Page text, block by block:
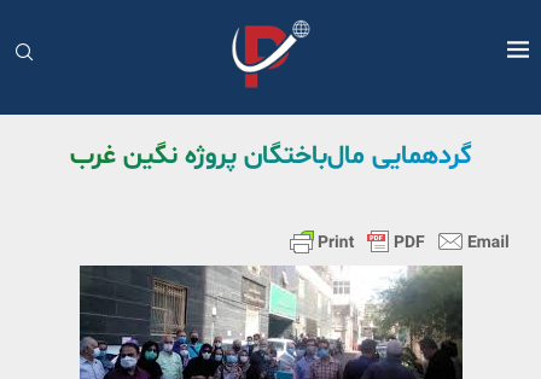
گردهمایی مال‌باختگان پروژه نگین غرب